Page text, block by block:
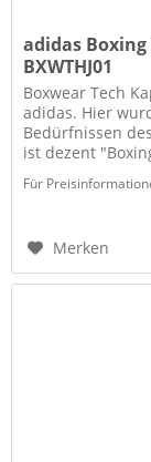
adidas Boxing
BXWTHJ01
Boxwear Tech
adidas. Hier
Bedürfnissen
ist dezent
Für
Merken